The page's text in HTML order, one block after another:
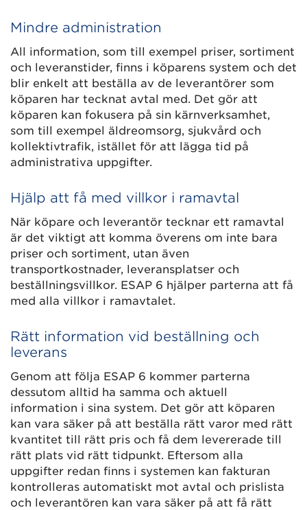
Mindre administration
All information, som till exempel priser, sortiment
och leveranstider, finns i köparens system och det
blir enkelt att beställa av de leverantörer som
köparen har tecknat avtal med. Det gör att
köparen kan fokusera på sin kärnverksamhet,
som till exempel äldreomsorg, sjukvård och
kollektivtrafik, istället för att lägga tid på
administrativa uppgifter.
Hjälp att få med villkor i ramavtal
När köpare och leverantör tecknar ett ramavtal
är det viktigt att komma överens om inte bara
priser och sortiment, utan även
transportkostnader, leveransplatser och
beställningsvillkor. ESAP 6 hjälper parterna att få
med alla villkor i ramavtalet.
Rätt information vid beställning och
leverans
Genom att följa ESAP 6 kommer parterna
dessutom alltid ha samma och aktuell
information i sina system. Det gör att köparen
kan vara säker på att beställa rätt varor med rätt
kvantitet till rätt pris och få dem levererade till
rätt plats vid rätt tidpunkt. Eftersom alla
uppgifter redan finns i systemen kan fakturan
kontrolleras automatiskt mot avtal och prislista
och leverantören kan vara säker på att få rätt